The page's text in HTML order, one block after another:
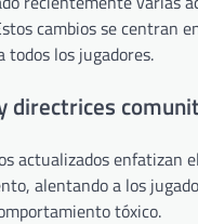
cambios se centran
los jugadores.
directrices
actualizados enfatizan
alentando a los
tóxico.